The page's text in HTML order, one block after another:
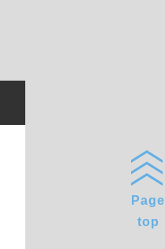
Page
top